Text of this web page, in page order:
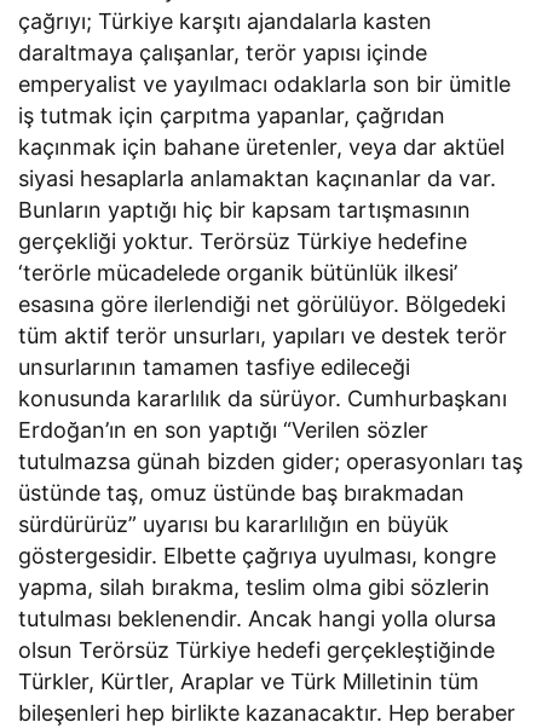
çağrıyı; Türkiye karşıtı ajandalarla kasten
daraltmaya çalışanlar, terör yapısı içinde
emperyalist ve yayılmacı odaklarla son bir ümitle
iş tutmak için çarpıtma yapanlar, çağrıdan
kaçınmak için bahane üretenler, veya dar aktüel
siyasi hesaplarla anlamaktan kaçınanlar da var.
Bunların yaptığı hiç bir kapsam tartışmasının
gerçekliği yoktur. Terörsüz Türkiye hedefine
‘terörle mücadelede organik bütünlük ilkesi’
esasına göre ilerlendiği net görülüyor. Bölgedeki
tüm aktif terör unsurları, yapıları ve destek terör
unsurlarının tamamen tasfiye edileceği
konusunda kararlılık da sürüyor. Cumhurbaşkanı
Erdoğan’ın en son yaptığı “Verilen sözler
tutulmazsa günah bizden gider; operasyonları taş
üstünde taş, omuz üstünde baş bırakmadan
sürdürürüz” uyarısı bu kararlılığın en büyük
göstergesidir. Elbette çağrıya uyulması, kongre
yapma, silah bırakma, teslim olma gibi sözlerin
tutulması beklenendir. Ancak hangi yolla olursa
olsun Terörsüz Türkiye hedefi gerçekleştiğinde
Türkler, Kürtler, Araplar ve Türk Milletinin tüm
bileşenleri hep birlikte kazanacaktır. Hep beraber